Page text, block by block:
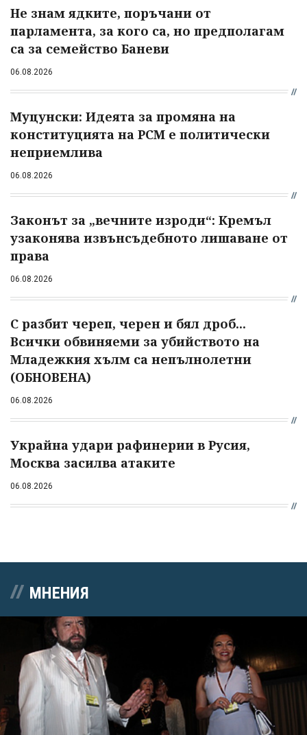
Не знам ядките, поръчани от
парламента, за кого са, но предполагам
са за семейство Баневи
06.08.2026
Муцунски: Идеята за промяна на
конституцията на РСМ е политически
неприемлива
06.08.2026
Законът за „вечните изроди“: Кремъл
узаконява извънсъдебното лишаване от
права
06.08.2026
С разбит череп, черен и бял дроб...
Всички обвиняеми за убийството на
Младежкия хълм са непълнолетни
(ОБНОВЕНА)
06.08.2026
Украйна удари рафинерии в Русия,
Москва засилва атаките
06.08.2026
МНЕНИЯ